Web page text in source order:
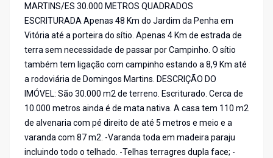
MARTINS/ES 30.000 METROS QUADRADOS
ESCRITURADA Apenas 48 Km do Jardim da Penha em
Vitória até a porteira do sítio. Apenas 4 Km de estrada de
terra sem necessidade de passar por Campinho. O sítio
também tem ligação com campinho estando a 8,9 Km até
a rodoviária de Domingos Martins. DESCRIÇÃO DO
IMÓVEL: São 30.000 m2 de terreno. Escriturado. Cerca de
10.000 metros ainda é de mata nativa. A casa tem 110 m2
de alvenaria com pé direito de até 5 metros e meio e a
varanda com 87 m2. -Varanda toda em madeira paraju
incluindo todo o telhado. -Telhas terragres dupla face; -